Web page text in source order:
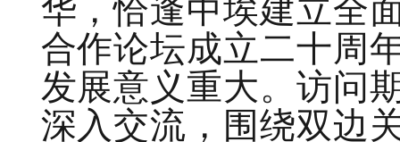
合作论坛成立二十周
发展意义重大。 访问
深入交流，围绕双边